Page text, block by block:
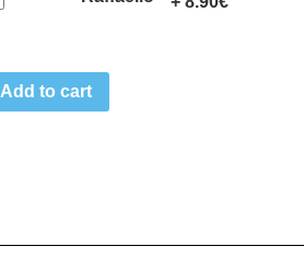
Add to cart